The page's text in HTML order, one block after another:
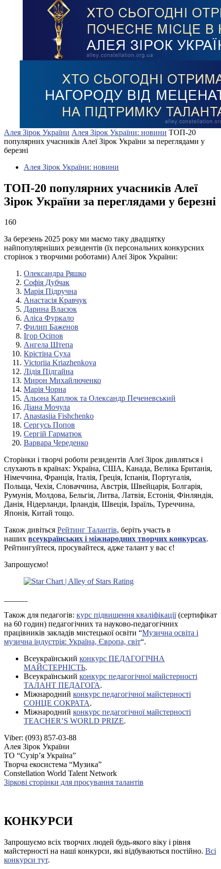
Алея Зірок України Алея Зірок України: новини ТОП-20
популярних учасників Алеї Зірок України за переглядами у
березні
Алея Зірок України: новини
ТОП-20 популярних учасників Алеї
Зірок України за переглядами у березні
160
За березень 2025 року ми маємо таку двадцятку
найпопулярніших резидентів (їх персональних конкурсних
сторінок з творчими роботами) Алеї Зірок України:
Олександра Ряшко
Софія Дубчак
Марія Підручна
Анастасія Кравчук
Дарина Власюк
Аліса Фуркало
Филип Баженов
Ігор Осіпов
Ангела Штепа
Крістіна Суха
Victoriia Kriazhenkova
Лідія Підгайна
Мирон Михайлюченко
Марія Чорна
Альона Каплюк та Олександр Печеневський
Діана Мочула
Anastasiia Fishchenko
Сергусь Попов
Сергій Гарматюк
Варвара Череденко
Cторінки і творчі роботи резидентів Алеї Зірок дивляться і
слухають в країнах: Україна, США, Канада, Велика Британія,
Німеччина, Франція, Італія, Греція, Іспанія, Португалія,
Польща, Чехія, Словаччина, Австрія, Швейцарія, Болгарія,
Румунія, Молдова, Бельгія, Литва, Латвія, Естонія, Фінляндія,
Данія, Нідерланди, Ірландія, Швеція, Ізраїль, Туреччина,
Японія, Китай тощо.
Також дивіться Рейтинг Талантів, беріть участь в
наших всеукраїнських і міжнародних творчих конкурсах.
Рейтингуйтеся, просувайтеся, адже талант у вас є!
Запрошуємо!
Також для педагогів: курс підвищення кваліфікації(сертифікат
на 60 годин) педагогічних та науково-педагогічних
працівників закладів мистецької освіти “Музична освіта і
музична індустрія: Україна, Європа, світ“.
Всеукраїнський конкурс ПЕДАГОГІЧНА
МАЙСТЕРНІСТЬ.
Всеукраїнський конкурс педагогічної майстерності
ТАЛАНТ ПЕДАГОГА.
Міжнародний конкурс педагогічної майстерності
СОНЦЕ СОКРАТА.
Міжнародний конкурс педагогічної майстерності
TEACHER’S WORLD PRIZE.
Viber: (093) 857-03-88
Алея Зірок України
ТО “Сузір’я Україна”
Творча екосистема “Музика”
Constellation World Talent Network
Зіркові сторінки для просування талантів
КОНКУРСИ
Запрошуємо всіх творчих людей будь-якого віку і рівня
майстерності на наші конкурси, які відбуваються постійно. Всі
конкурси тут.